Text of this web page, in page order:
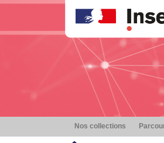
Nos collections